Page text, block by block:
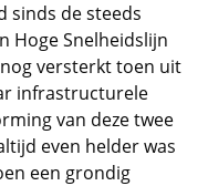
sinds de steeds
Hoge Snelheidslijn
versterkt toen uit
infrastructurele
van deze twee
even helder was
een grondig